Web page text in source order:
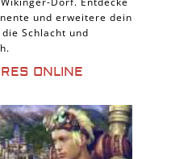
und erweitere dein
Schlacht und
ONLINE